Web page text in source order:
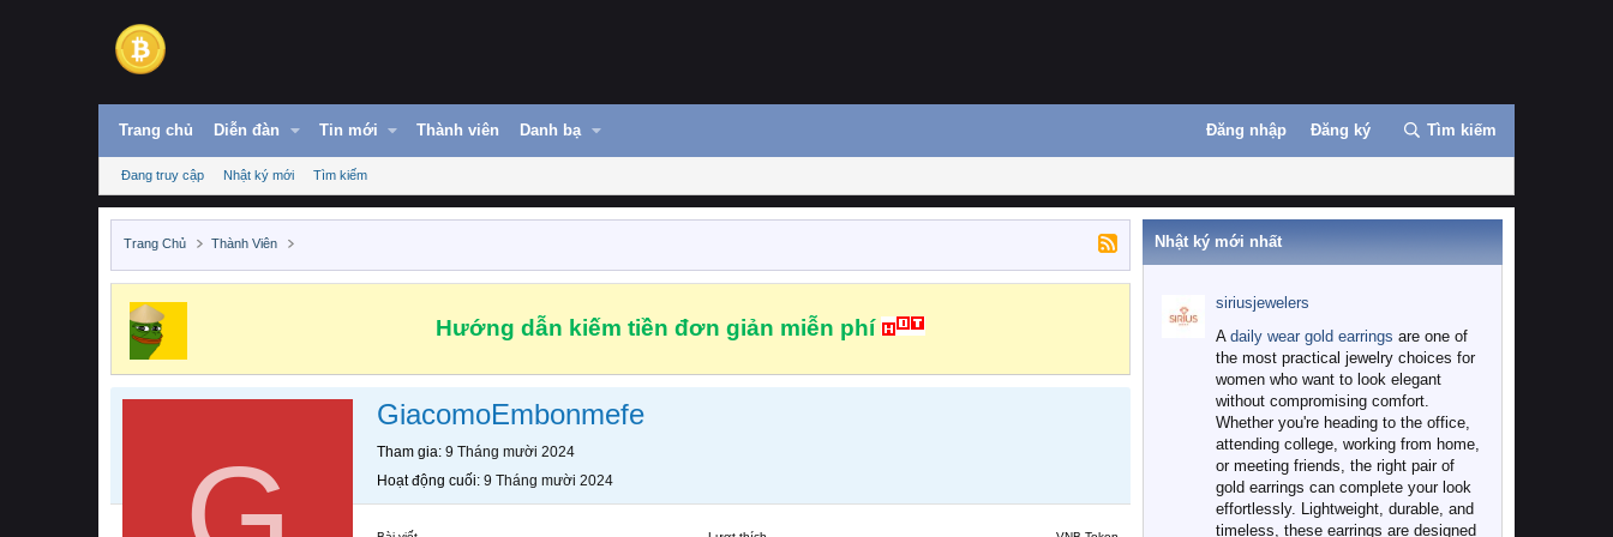
Trang chủ Diễn đàn Tin mới Thành viên Danh bạ Đăng nhập Đăng ký Tìm kiếm
Đang truy cập Nhật ký mới Tìm kiếm
Trang Chủ Thành Viên
Hướng dẫn kiếm tiền đơn giản miễn phí
GiacomoEmbonmefe
Tham gia 9 Tháng mười 2024
Hoạt động cuối 9 Tháng mười 2024
Nhật ký mới nhất
siriusjewelers
A daily wear gold earrings are one of
the most practical jewelry choices for
women who want to look elegant
without compromising comfort.
Whether you're heading to the office,
attending college, working from home,
or meeting friends, the right pair of
gold earrings can complete your look
effortlessly. Lightweight, durable, and
timeless, these earrings are designed